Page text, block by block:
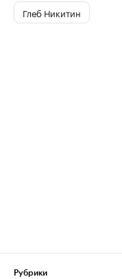
Глеб Никитин
Рубрики